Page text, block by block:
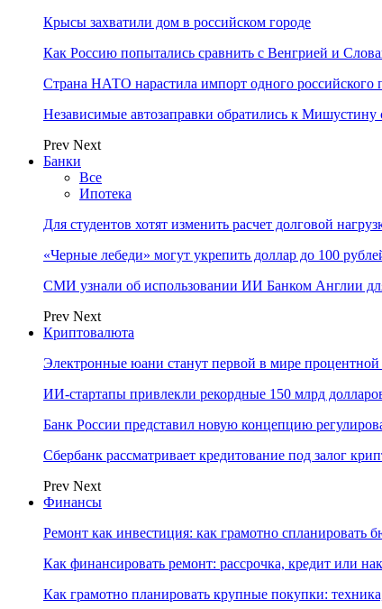
Крысы захватили дом в российском городе
Как Россию попытались сравнить с Венгрией и
Страна НАТО нарастила импорт одного российского
Независимые автозаправки обратились к
Prev Next
Банки
Все
Ипотека
Для студентов хотят изменить расчет долговой
«Черные лебеди» могут укрепить доллар до 100
СМИ узнали об использовании ИИ Банком Англии
Prev Next
Криптовалюта
Электронные юани станут первой в мире
ИИ-стартапы привлекли рекордные 150 млрд
Банк России представил новую концепцию
Сбербанк рассматривает кредитование под залог
Prev Next
Финансы
Ремонт как инвестиция: как грамотно спланировать
Как финансировать ремонт: рассрочка, кредит или
Как грамотно планировать крупные покупки: